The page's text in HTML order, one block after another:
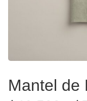
Mantel de